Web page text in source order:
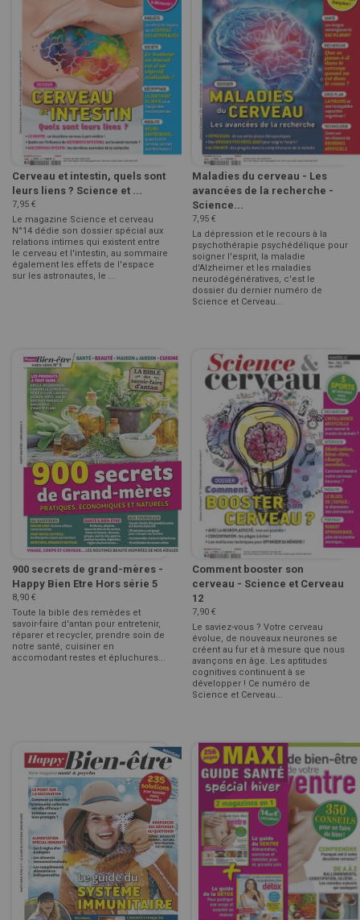
Cerveau et intestin, quels sont
leurs liens ? Science et ...
7,95 €
Le magazine Science et cerveau
N°14 dédie son dossier spécial aux
relations intimes qui existent entre
le cerveau et l'intestin, au sommaire
également les effets de l'espace
sur les astronautes, le ...
Maladies du cerveau - Les
avancées de la recherche -
Science...
7,95 €
La dépression et le recours à la
psychothérapie psychédélique pour
soigner l'esprit, la maladie
d'Alzheimer et les maladies
neurodégénératives, c'est le
dossier du dernier numéro de
Science et Cerveau...
900 secrets de grand-mères -
Happy Bien Etre Hors série 5
8,90 €
Toute la bible des remèdes et
savoir-faire d'antan pour entretenir,
réparer et recycler, prendre soin de
notre santé, cuisiner en
accomodant restes et épluchures...
Comment booster son
cerveau - Science et Cerveau
12
7,90 €
Le saviez-vous ? Votre cerveau
évolue, de nouveaux neurones se
créent au fur et à mesure que nous
avançons en âge. Les aptitudes
cognitives continuent à se
développer ! Ce numéro de
Science et Cerveau...